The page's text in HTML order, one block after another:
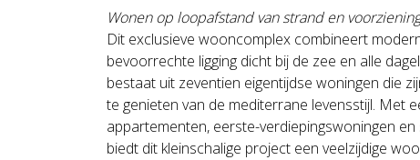
Wonen op loopafstand van strand en
Dit exclusieve wooncomplex combineert
bevoorrechte ligging dicht bij de zee en alle
bestaat uit zeventien eigentijdse woningen die
te genieten van de mediterrane levensstijl. Met
appartementen, eerste-verdiepingswoningen
biedt dit kleinschalige project een veelzijdige